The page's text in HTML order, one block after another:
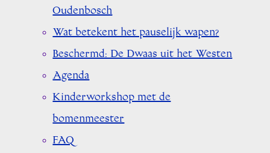
Oudenbosch
Wat betekent het pauselijk wapen?
Beschermd: De Dwaas uit het Westen
Agenda
Kinderworkshop met de
bomenmeester
FAQ